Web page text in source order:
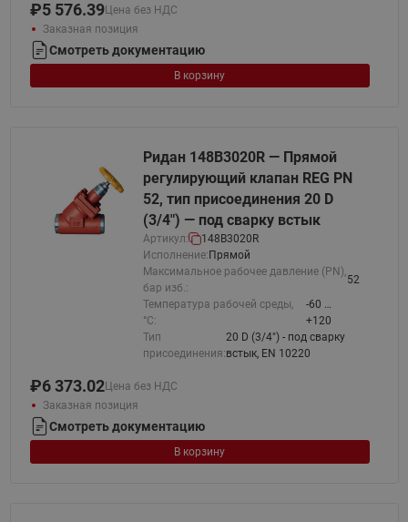
₽5 576.39Цена без НДС
Заказная позиция
Смотреть документацию
В корзину
Ридан 148B3020R — Прямой
регулирующий клапан REG PN
52, тип присоединения 20 D
(3/4") — под сварку встык
Артикул:
148B3020R
Исполнение: Прямой
Максимальное рабочее давление (PN),
бар изб.:
52
Температура рабочей среды,
°С:
-60 …
+120
Тип
присоединения:
20 D (3/4") - под сварку
встык, EN 10220
₽6 373.02Цена без НДС
Заказная позиция
Смотреть документацию
В корзину